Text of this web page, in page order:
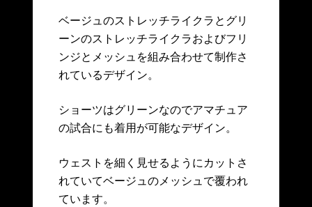
ベージュのストレッチライクラとグリ
ーンのストレッチライクラおよびフリ
ンジとメッシュを組み合わせて制作さ
れているデザイン。
ショーツはグリーンなのでアマチュア
の試合にも着用が可能なデザイン。
ウェストを細く見せるようにカットさ
れていてベージュのメッシュで覆われ
ています。